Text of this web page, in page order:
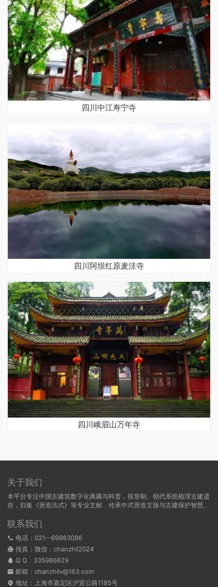
四川中江寿宁寺
四川阿坝红原麦洼寺
四川峨眉山万年寺
关于我们
本平台专注中国古建筑数字化典藏与科普，按形制、朝代系统梳理古建遗
存，归集《营造法式》等专业文献，传承中式营造文脉与古建保护智慧。
联系我们
电话：021--69983086
传真：微信：chanzhil2024
Q Q： 335986629
邮箱：chanzhilv@163.com
地址：上海市嘉定区沪宜公路1185号